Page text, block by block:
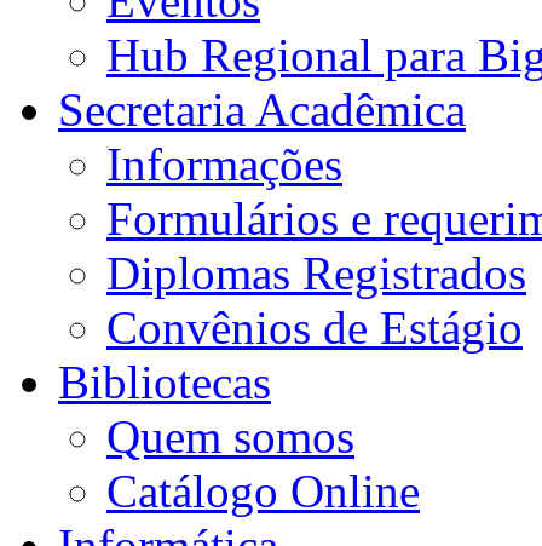
Hub Regional para
Secretaria Acadêmica
Informações
Formulários e
Diplomas Registrados
Convênios de Estágio
Bibliotecas
Quem somos
Catálogo Online